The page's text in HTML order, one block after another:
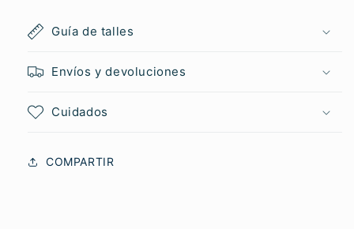
Guía de talles
Envíos y devoluciones
Cuidados
COMPARTIR